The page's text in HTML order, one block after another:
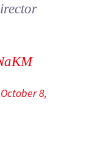
October 8,